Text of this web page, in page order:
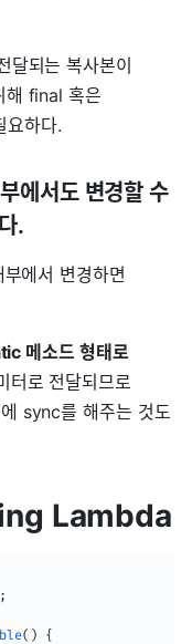
달되는 복사본이
해 final 혹은
하다.
에서도 변경할 수
.
에서 변경하면
메소드 형태로
터로 전달되므로
sync를 해주는 것도
Lambda
;
( )
{